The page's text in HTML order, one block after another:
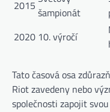
2015 šampionát
2020 10. výročí
Tato časová osa
Riot zavedeny nebo
společnosti zapojit